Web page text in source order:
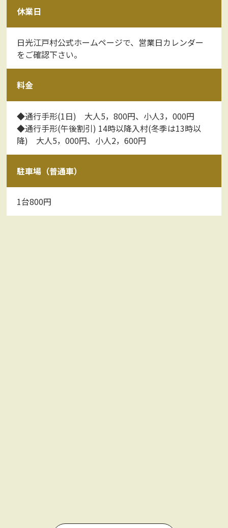
休業日
日光江戸村公式ホームページで、営業日カレンダー
をご確認下さい。
料金
◆通行手形(1日) 大人5，800円、小人3，000円
◆通行手形(午後割引) 14時以降入村(冬季は13時以
降) 大人5，000円、小人2，600円
駐車場（普通車）
1台800円